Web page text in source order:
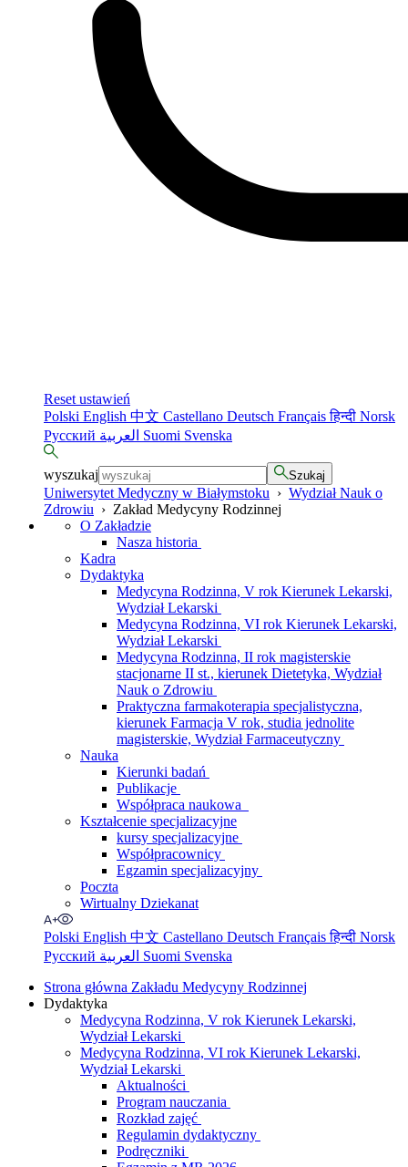
Reset ustawień
Polski English 中文 Castellano Deutsch Françaisहिन्दी Norsk
Русский
Suomi Svenska
wyszukaj Szukaj
Uniwersytet Medyczny w Białymstoku › Wydział Nauk o
Zdrowiu › Zakład Medycyny Rodzinnej
O Zakładzie
Nasza historia
Kadra
Dydaktyka
Medycyna Rodzinna, V rok Kierunek Lekarski,
Wydział Lekarski
Medycyna Rodzinna, VI rok Kierunek Lekarski,
Wydział Lekarski
Medycyna Rodzinna, II rok magisterskie
stacjonarne II st., kierunek Dietetyka, Wydział
Nauk o Zdrowiu
Praktyczna farmakoterapia specjalistyczna,
kierunek Farmacja V rok, studia jednolite
magisterskie, Wydział Farmaceutyczny
Nauka
Kierunki badań
Publikacje
Współpraca naukowa
Kształcenie specjalizacyjne
kursy specjalizacyjne
Współpracownicy
Egzamin specjalizacyjny
Poczta
Wirtualny Dziekanat
Polski English 中文 Castellano Deutsch Françaisहिन्दी Norsk
Русский
Suomi Svenska
Strona główna Zakładu Medycyny Rodzinnej
Dydaktyka
Medycyna Rodzinna, V rok Kierunek Lekarski,
Wydział Lekarski
Medycyna Rodzinna, VI rok Kierunek Lekarski,
Wydział Lekarski
Aktualności
Program nauczania
Rozkład zajęć
Regulamin dydaktyczny
Podręczniki